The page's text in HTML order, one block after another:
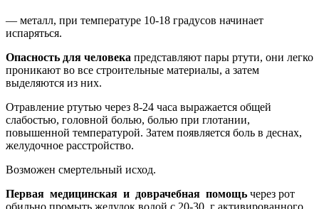
— металл, при температуре 10-18 градусов начинает
испаряться.
Опасность для человека представляют пары ртути, они легко
проникают во все строительные материалы, а затем
выделяются из них.
Отравление ртутью через 8-24 часа выражается общей
слабостью, головной болью, болью при глотании,
повышенной температурой. Затем появляется боль в деснах,
желудочное расстройство.
Возможен смертельный исход.
Первая медицинская и доврачебная помощь через рот
обильно промыть желудок водой с 20-30 г активированного